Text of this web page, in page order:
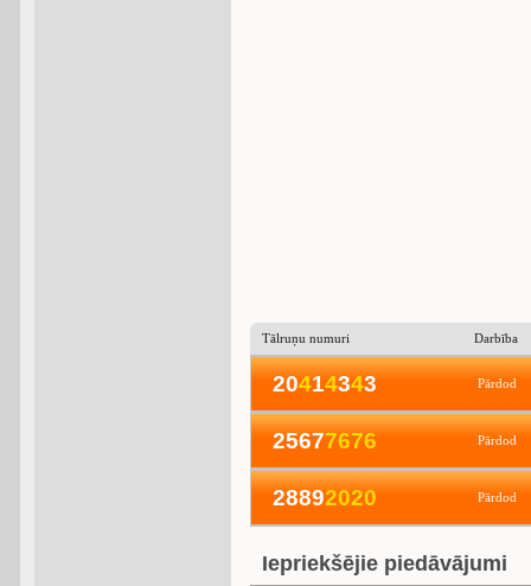
Tālruņu numuri Darbība
20414343 Pārdod
25677676 Pārdod
28892020 Pārdod
Iepriekšējie piedāvājumi